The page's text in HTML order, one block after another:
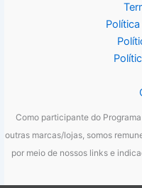
Como participante do
outras marcas/lojas, somos
por meio de nossos links e